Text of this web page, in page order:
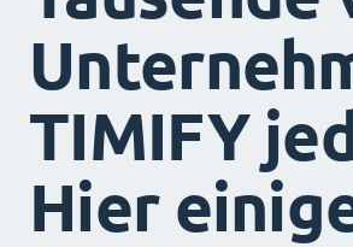
TIMIFY
Hier